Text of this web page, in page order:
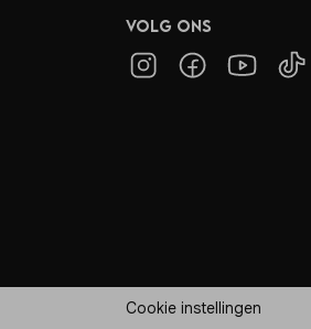
Volg ons
Cookie instellingen